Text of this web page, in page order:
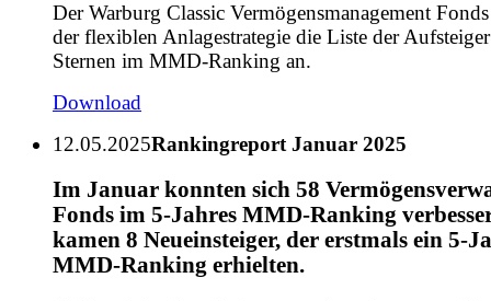
Der Warburg Classic Vermögensmanagement
der flexiblen Anlagestrategie die Liste der
Sternen im MMD-Ranking an.
Download
12.05.2025Rankingreport Januar 2025
Im Januar konnten sich 58
Fonds im 5-Jahres MMD-Ranking
kamen 8 Neueinsteiger, der erstmals ein 5-
MMD-Ranking erhielten.